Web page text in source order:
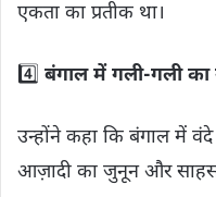
एकता का प्रतीक था।
4️⃣ बंगाल में गली-गली का
उन्होंने कहा कि बंगाल में
आज़ादी का जुनून और साहस